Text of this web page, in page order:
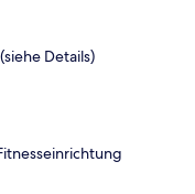
Details)